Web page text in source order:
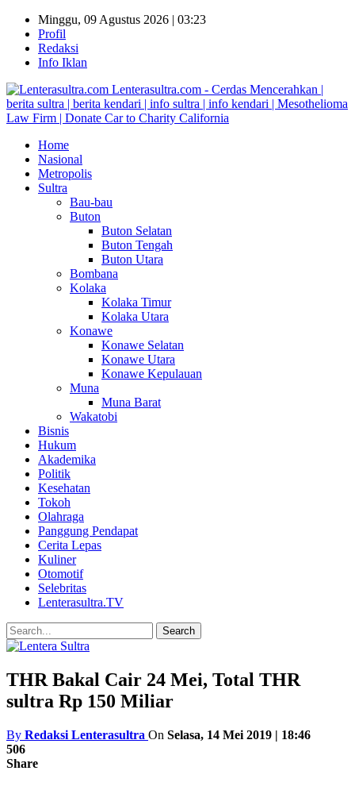
Minggu, 09 Agustus 2026 | 03:23
Profil
Redaksi
Info Iklan
Lenterasultra.com - Cerdas Mencerahkan |
berita sultra | berita kendari | info sultra | info kendari | Mesothelioma
Law Firm | Donate Car to Charity California
Home
Nasional
Metropolis
Sultra
Bau-bau
Buton
Buton Selatan
Buton Tengah
Buton Utara
Bombana
Kolaka
Kolaka Timur
Kolaka Utara
Konawe
Konawe Selatan
Konawe Utara
Konawe Kepulauan
Muna
Muna Barat
Wakatobi
Bisnis
Hukum
Akademika
Politik
Kesehatan
Tokoh
Olahraga
Panggung Pendapat
Cerita Lepas
Kuliner
Otomotif
Selebritas
Lenterasultra.TV
THR Bakal Cair 24 Mei, Total THR
sultra Rp 150 Miliar
By Redaksi Lenterasultra On Selasa, 14 Mei 2019 | 18:46
506
Share